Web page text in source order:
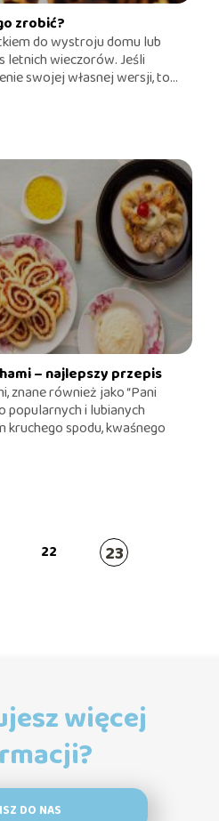
zrobić?
do wystroju domu lub
letnich wieczorów. Jeśli
swojej własnej wersji, to...
– najlepszy przepis
znane również jako “Pani
popularnych i lubianych
kruchego spodu, kwaśnego
22 23
więcej
DO NAS